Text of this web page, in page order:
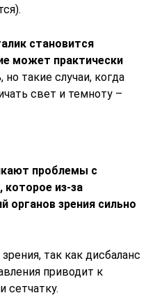
становится
может практически
, но такие случаи, когда
свет и темноту –
проблемы с
которое из-за
органов зрения сильно
так как дисбаланс
приводит к
сетчатку.